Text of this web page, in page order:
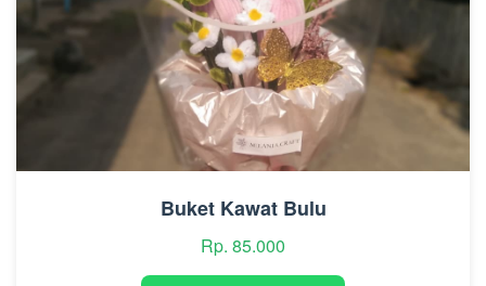
Buket Kawat Bulu
Rp. 85.000